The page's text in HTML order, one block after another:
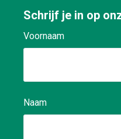
Schrijf je in op
Voornaam
Naam